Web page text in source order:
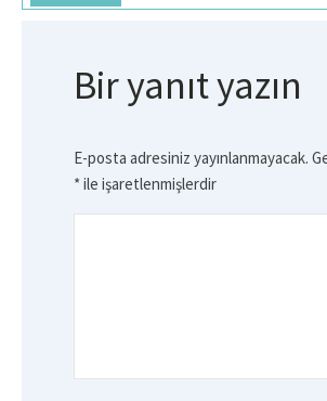
Bir yanıt yazın
E-posta adresiniz yayınlanmayacak.
*ile işaretlenmişlerdir